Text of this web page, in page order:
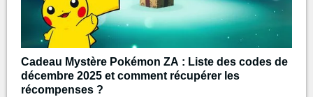
Cadeau Mystère Pokémon ZA : Liste des codes de
décembre 2025 et comment récupérer les
récompenses ?